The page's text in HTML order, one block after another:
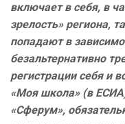
включает в себя, в
зрелость» региона,
попадают в
безальтернативно
регистрации себя и
«Моя школа» (в
«Сферум»,